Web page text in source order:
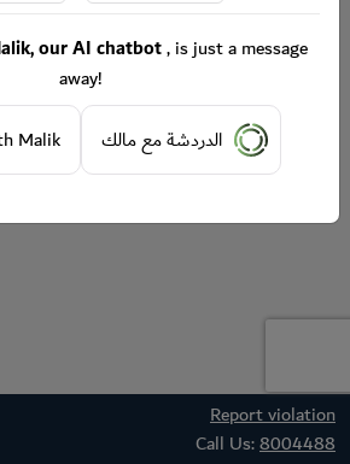
Report violation
Call Us:8004488
our AI chatbot, is just a message
away!
Malik
الدردشة مع مالك